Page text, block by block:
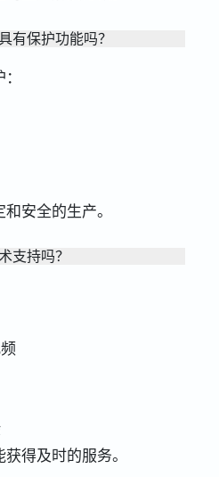
有保护功能吗？
安全的生产。
支持吗？
得及时的服务。